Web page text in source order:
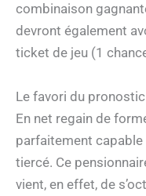
combinaison
devront également
ticket de jeu (1
Le favori du pronostic
En net regain de
parfaitement capable
tiercé. Ce
vient, en effet, de